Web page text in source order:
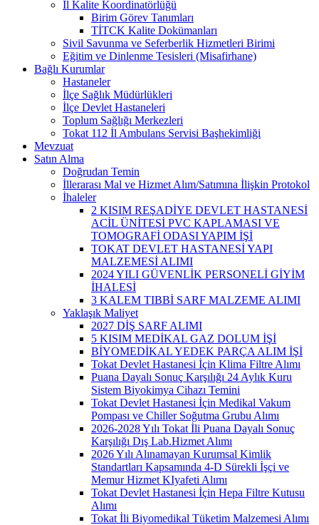
İl Kalite Koordinatörlüğü
Birim Görev Tanımları
TİTCK Kalite Dokümanları
Sivil Savunma ve Seferberlik Hizmetleri Birimi
Eğitim ve Dinlenme Tesisleri (Misafirhane)
Bağlı Kurumlar
Hastaneler
İlçe Sağlık Müdürlükleri
İlçe Devlet Hastaneleri
Toplum Sağlığı Merkezleri
Tokat 112 İl Ambulans Servisi Başhekimliği
Mevzuat
Satın Alma
Doğrudan Temin
İllerarası Mal ve Hizmet Alım/Satımına İlişkin Protokol
İhaleler
2 KISIM REŞADİYE DEVLET HASTANESİ
ACİL ÜNİTESİ PVC KAPLAMASI VE
TOMOGRAFİ ODASI YAPIM İŞİ
TOKAT DEVLET HASTANESİ YAPI
MALZEMESİ ALIMI
2024 YILI GÜVENLİK PERSONELİ GİYİM
İHALESİ
3 KALEM TIBBİ SARF MALZEME ALIMI
Yaklaşık Maliyet
2027 DİŞ SARF ALIMI
5 KISIM MEDİKAL GAZ DOLUM İŞİ
BİYOMEDİKAL YEDEK PARÇA ALIM İŞİ
Tokat Devlet Hastanesi İçin Klima Filtre Alımı
Puana Dayalı Sonuç Karşılığı 24 Aylık Kuru
Sistem Biyokimya Cihazı Temini
Tokat Devlet Hastanesi İçin Medikal Vakum
Pompası ve Chiller Soğutma Grubu Alımı
2026-2028 Yılı Tokat İli Puana Dayalı Sonuç
Karşılığı Dış Lab.Hizmet Alımı
2026 Yılı Alınamayan Kurumsal Kimlik
Standartları Kapsamında 4-D Sürekli İşçi ve
Memur Hizmet KIyafeti Alımı
Tokat Devlet Hastanesi İçin Hepa Filtre Kutusu
Alımı
Tokat İli Biyomedikal Tüketim Malzemesi Alımı